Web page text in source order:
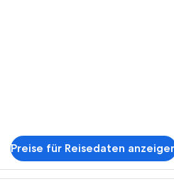
Preise für Reisedaten